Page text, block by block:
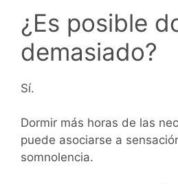
¿Es posible
demasiado?
Sí.
Dormir más horas de las
puede asociarse a
somnolencia.